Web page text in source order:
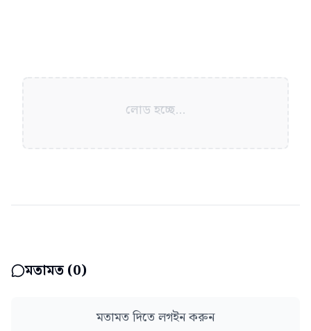
লোড হচ্ছে...
মতামত (0)
মতামত দিতে লগইন করুন